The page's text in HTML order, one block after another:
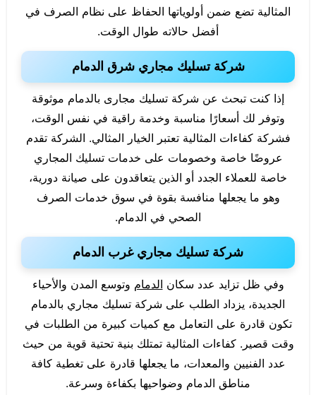
المثالية تضع ضمن أولوياتها الحفاظ على نظام الصرف في
أفضل حالاته طوال الوقت.
شركة تسليك مجاري شرق الدمام
إذا كنت تبحث عن شركة تسليك مجارى بالدمام موثوقة
وتوفر لك أسعارًا مناسبة وخدمة راقية في نفس الوقت،
فشركة كفاءات المثالية تعتبر الخيار المثالي. الشركة تقدم
عروضًا خاصة وخصومات على خدمات تسليك المجاري
خاصة للعملاء الجدد أو الذين يتعاقدون على صيانة دورية،
وهو ما يجعلها منافسة بقوة في سوق خدمات الصرف
الصحي في الدمام.
شركة تسليك مجاري غرب الدمام
وفي ظل تزايد عدد سكان الدمام وتوسع المدن والأحياء
الجديدة، يزداد الطلب على شركة تسليك مجاري بالدمام
تكون قادرة على التعامل مع كميات كبيرة من الطلبات في
وقت قصير. كفاءات المثالية تمتلك بنية تحتية قوية من حيث
عدد الفنيين والمعدات، ما يجعلها قادرة على تغطية كافة
مناطق الدمام وضواحيها بكفاءة وسرعة.